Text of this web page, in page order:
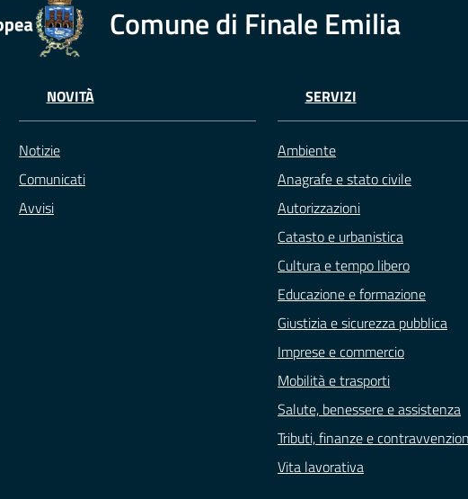
Comune di Finale Emilia
NOVITÀ
Notizie
Comunicati
Avvisi
SERVIZI
Ambiente
Anagrafe e stato civile
Autorizzazioni
Catasto e urbanistica
Cultura e tempo libero
Educazione e formazione
Giustizia e sicurezza pubblica
Imprese e commercio
Mobilità e trasporti
Salute, benessere e assistenza
Tributi, finanze e
Vita lavorativa